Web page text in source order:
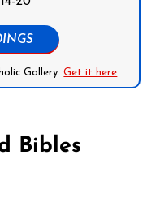
Gallery.Get it here
Bibles